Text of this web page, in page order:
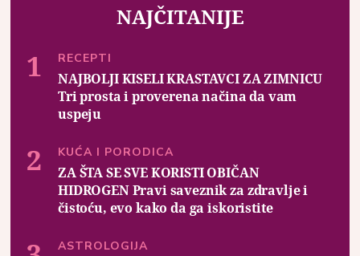
NAJČITANIJE
RECEPTI
NAJBOLJI KISELI KRASTAVCI ZA ZIMNICU
Tri prosta i proverena načina da vam
uspeju
KUĆA I PORODICA
ZA ŠTA SE SVE KORISTI OBIČAN
HIDROGEN Pravi saveznik za zdravlje i
čistoću, evo kako da ga iskoristite
ASTROLOGIJA